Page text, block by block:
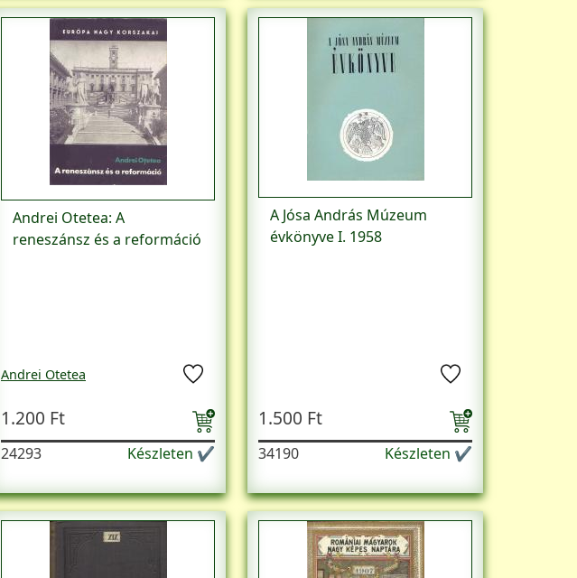
Andrei Otetea: A
reneszánsz és a reformáció
Andrei Otetea
1.200 Ft
24293 Készleten ✔
A Jósa András Múzeum
évkönyve I. 1958
1.500 Ft
34190 Készleten ✔